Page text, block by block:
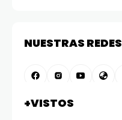
NUESTRAS REDES
+VISTOS